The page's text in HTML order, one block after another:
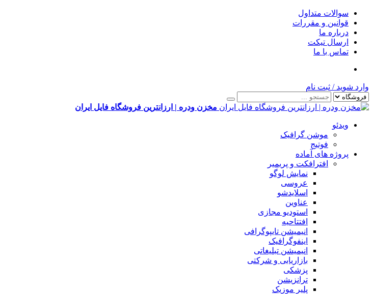
سوالات متداول
قوانین و مقررات
درباره ما
ارسال تیکت
تماس با ما
وارد شوید / ثبت نام
مخزن ودره | ارزانترین فروشگاه فایل ایران
ویدئو
موشن گرافیک
فوتیج
پروژه های آماده
افترافکت و پریمیر
نمایش لوگو
عروسی
اسلایدشو
عناوین
استودیو مجازی
افتتاحیه
انیمیشن تایپوگرافی
اینفوگرافیک
انیمیشن تبلیغاتی
بازاریابی و شرکتی
پزشکی
ترانزیشن
پلیر موزیک